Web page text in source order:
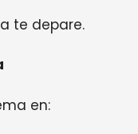
te depare.
en: